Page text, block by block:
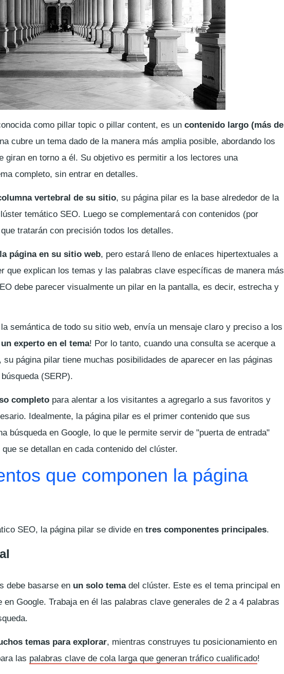
como pillar topic o pillar content, es un contenido largo (más de
cubre un tema dado de la manera más amplia posible, abordando los
giran en torno a él. Su objetivo es permitir a los lectores una
completo, sin entrar en detalles.
vertebral de su sitio, su página pilar es la base alrededor de la
temático SEO. Luego se complementará con contenidos (por
tratarán con precisión todos los detalles.
página en su sitio web, pero estará lleno de enlaces hipertextuales a
que explican los temas y las palabras clave específicas de manera más
debe parecer visualmente un pilar en la pantalla, es decir, estrecha y
semántica de todo su sitio web, envía un mensaje claro y preciso a los
un experto en el tema! Por lo tanto, cuando una consulta se acerque a
página pilar tiene muchas posibilidades de aparecer en las páginas
(SERP).
completo para alentar a los visitantes a agregarlo a sus favoritos y
Idealmente, la página pilar es el primer contenido que sus
búsqueda en Google, lo que le permite servir de "puerta de entrada"
se detallan en cada contenido del clúster.
que componen la página
SEO, la página pilar se divide en tres componentes principales.
debe basarse en un solo temadel clúster. Este es el tema principal en
Google. Trabaja en él las palabras clave generales de 2 a 4 palabras
temas para explorar, mientras construyes tu posicionamiento en
las palabras clave de cola larga que generan tráfico cualificado!